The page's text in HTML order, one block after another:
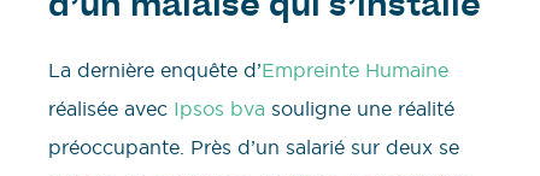
d’un malaise qui s’installe
La dernière enquête d’Empreinte Humaine
réalisée avec Ipsos bva souligne une réalité
préoccupante. Près d’un salarié sur deux se